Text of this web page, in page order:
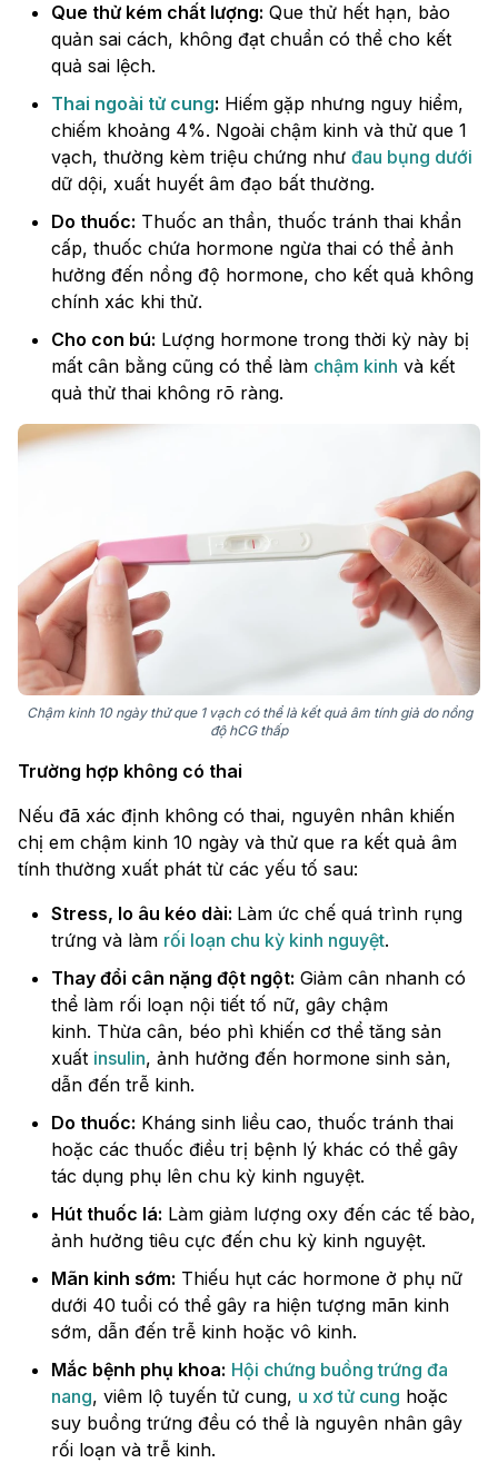
Que thử kém chất lượng: Que thử hết hạn, bảo
quản sai cách, không đạt chuẩn có thể cho kết
quả sai lệch.
Thai ngoài tử cung: Hiếm gặp nhưng nguy hiểm,
chiếm khoảng 4%. Ngoài chậm kinh và thử que 1
vạch, thường kèm triệu chứng như đau bụng dưới
dữ dội, xuất huyết âm đạo bất thường.
Do thuốc: Thuốc an thần, thuốc tránh thai khẩn
cấp, thuốc chứa hormone ngừa thai có thể ảnh
hưởng đến nồng độ hormone, cho kết quả không
chính xác khi thử.
Cho con bú: Lượng hormone trong thời kỳ này bị
mất cân bằng cũng có thể làm chậm kinh và kết
quả thử thai không rõ ràng.
Chậm kinh 10 ngày thử que 1 vạch có thể là kết quả âm tính giả do nồng
độ hCG thấp
Trường hợp không có thai
Nếu đã xác định không có thai, nguyên nhân khiến
chị em chậm kinh 10 ngày và thử que ra kết quả âm
tính thường xuất phát từ các yếu tố sau:
Stress, lo âu kéo dài: Làm ức chế quá trình rụng
trứng và làm rối loạn chu kỳ kinh nguyệt.
Thay đổi cân nặng đột ngột: Giảm cân nhanh có
thể làm rối loạn nội tiết tố nữ, gây chậm
kinh. Thừa cân, béo phì khiến cơ thể tăng sản
xuất insulin, ảnh hưởng đến hormone sinh sản,
dẫn đến trễ kinh.
Do thuốc: Kháng sinh liều cao, thuốc tránh thai
hoặc các thuốc điều trị bệnh lý khác có thể gây
tác dụng phụ lên chu kỳ kinh nguyệt.
Hút thuốc lá: Làm giảm lượng oxy đến các tế bào,
ảnh hưởng tiêu cực đến chu kỳ kinh nguyệt.
Mãn kinh sớm: Thiếu hụt các hormone ở phụ nữ
dưới 40 tuổi có thể gây ra hiện tượng mãn kinh
sớm, dẫn đến trễ kinh hoặc vô kinh.
Mắc bệnh phụ khoa: Hội chứng buồng trứng đa
nang, viêm lộ tuyến tử cung, u xơ tử cung hoặc
suy buồng trứng đều có thể là nguyên nhân gây
rối loạn và trễ kinh.